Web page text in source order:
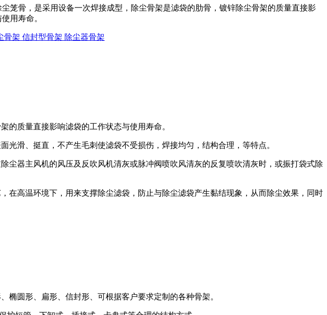
笼骨，是采用设备一次焊接成型，除尘骨架是滤袋的肋骨，镀锌除尘骨架的质量直接影
用寿命。
骨架 信封型骨架 除尘器骨架
的质量直接影响滤袋的工作状态与使用寿命。
滑、挺直，不产生毛刺使滤袋不受损伤，焊接均匀，结构合理，等特点。
器主风机的风压及反吹风机清灰或脉冲阀喷吹风清灰的反复喷吹清灰时，或振打袋式除
在高温环境下，用来支撑除尘滤袋，防止与除尘滤袋产生黏结现象，从而除尘效果，同时
圆形、扁形、信封形、可根据客户要求定制的各种骨架。